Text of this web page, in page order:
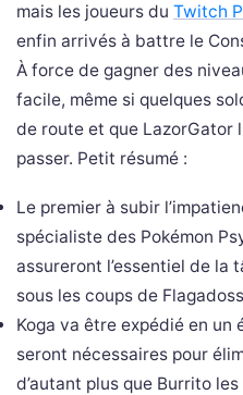
mais les joueurs du Twitch
enfin arrivés à battre le
À force de gagner des
facile, même si quelques
de route et que LazorGator
passer. Petit résumé :
Le premier à subir
spécialiste des Pokémon
assureront l’essentiel de la
sous les coups de
Koga va être expédié en un
seront nécessaires pour
d’autant plus que Burrito